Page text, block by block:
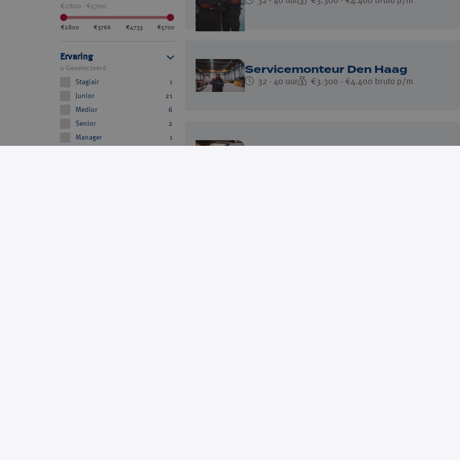
€2800 - €5700
€2800 €3766 €4733 €5700
Ervaring
0 Geselecteerd
Stagiair
1
Junior
21
Medior
6
Senior
2
Manager
1
Servicemonteur Den Haag
32 - 40 uur €3.300 - €4.400 bruto p/m